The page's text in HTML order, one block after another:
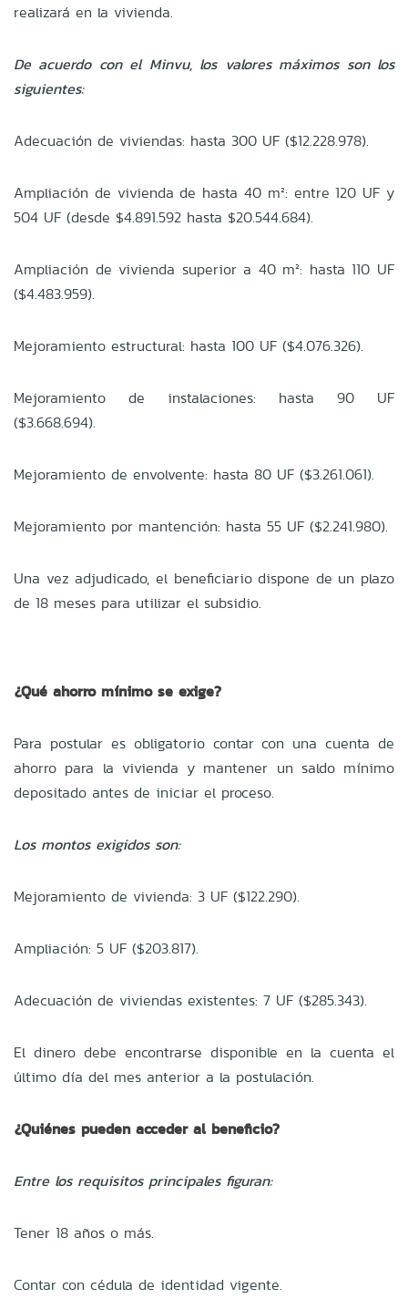
realizará en la vivienda.
De acuerdo con el Minvu, los valores máximos son los
siguientes:
Adecuación de viviendas: hasta 300 UF ($12.228.978).
Ampliación de vivienda de hasta 40 m²: entre 120 UF y
504 UF (desde $4.891.592 hasta $20.544.684).
Ampliación de vivienda superior a 40 m²: hasta 110 UF
($4.483.959).
Mejoramiento estructural: hasta 100 UF ($4.076.326).
Mejoramiento de instalaciones: hasta 90 UF
($3.668.694).
Mejoramiento de envolvente: hasta 80 UF ($3.261.061).
Mejoramiento por mantención: hasta 55 UF ($2.241.980).
Una vez adjudicado, el beneficiario dispone de un plazo
de 18 meses para utilizar el subsidio.
¿Qué ahorro mínimo se exige?
Para postular es obligatorio contar con una cuenta de
ahorro para la vivienda y mantener un saldo mínimo
depositado antes de iniciar el proceso.
Los montos exigidos son:
Mejoramiento de vivienda: 3 UF ($122.290).
Ampliación: 5 UF ($203.817).
Adecuación de viviendas existentes: 7 UF ($285.343).
El dinero debe encontrarse disponible en la cuenta el
último día del mes anterior a la postulación.
¿Quiénes pueden acceder al beneficio?
Entre los requisitos principales figuran:
Tener 18 años o más.
Contar con cédula de identidad vigente.